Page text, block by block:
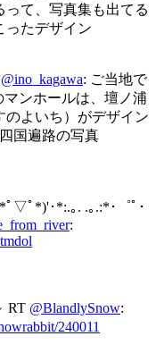
って、写真集も出てる
ったデザイン
@ino_kagawa: ご当地で
ンホールは、壇ノ浦
よいち）がデザイン
四国遍路の写真
ﾟ▽ﾟ*)'･*:.｡. .｡.:*･゜ﾟ･
:
RT @BlandlySnow:
240011